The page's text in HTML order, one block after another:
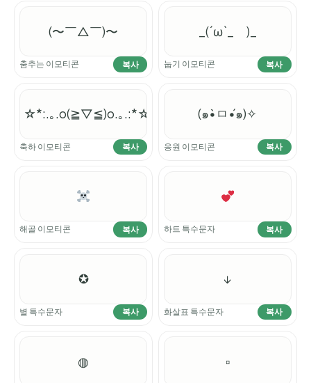
(〜￣△￣)〜
춤추는 이모티콘 복사
_(´ω`_ )_
눕기 이모티콘 복사
☆*:.｡.o(≧▽≦)o.｡.:*☆
축하 이모티콘 복사
(๑•̀ㅁ•́๑)✧
응원 이모티콘 복사
해골 이모티콘 복사 하트 특수문자 복사
✪
별 특수문자 복사
↓
화살표 특수문자 복사
◍ ▫